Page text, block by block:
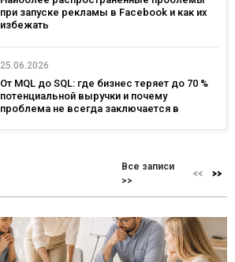
при запуске рекламы в Facebook и как их
избежать
25.06.2026
От MQL до SQL: где бизнес теряет до 70 %
потенциальной выручки и почему
проблема не всегда заключается в
Все записи
>>